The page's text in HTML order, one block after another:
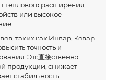
расширения,
или высокое
таких как Инвар, Ковар
точность и
Это直接ственно
продукции, снижает
стабильность